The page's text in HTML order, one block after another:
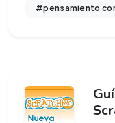
#pensamiento